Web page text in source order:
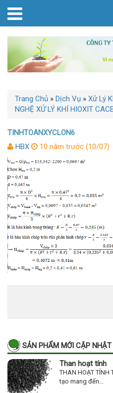
Trang Chủ » Dịch Vụ » Xử Lý
NGHỆ XỬ LÝ KHÍ HIOXIT
TINHTOANXYCLON6
HBX
10 năm trước (10/07)
SẢN PHẨM MỚI CẬP NHẬT
Than hoạt tính
THAN HOẠT
tạo mang đến...